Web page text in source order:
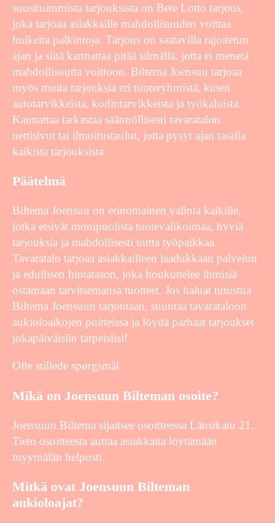
suosituimmista tarjouksista on Bete Lotto tarjous,
joka tarjoaa asiakkaille mahdollisuuden voittaa
huikeita palkintoja. Tarjous on saatavilla rajoitetun
ajan ja siitä kannattaa pitää silmällä, jotta ei menetä
mahdollisuutta voittoon. Biltema Joensuu tarjoaa
myös muita tarjouksia eri tuoteryhmistä, kuten
autotarvikkeista, kodintarvikkeista ja työkaluista.
Kannattaa tarkastaa säännöllisesti tavaratalon
nettisivut tai ilmoitustaulut, jotta pysyt ajan tasalla
kaikista tarjouksista.
Päätelmä
Biltema Joensuu on erinomainen valinta kaikille,
jotka etsivät monipuolista tuotevalikoimaa, hyviä
tarjouksia ja mahdollisesti uutta työpaikkaa.
Tavaratalo tarjoaa asiakkailleen laadukkaan palvelun
ja edullisen hintatason, joka houkuttelee ihmisiä
ostamaan tarvitsemansa tuotteet. Jos haluat tutustua
Biltema Joensuun tarjontaan, suuntaa tavarataloon
aukioloaikojen puitteissa ja löydä parhaat tarjoukset
jokapäiväisiin tarpeisiisi!
Ofte stillede spørgsmål
Mikä on Joensuun Bilteman osoite?
Joensuun Biltema sijaitsee osoitteessa Länsikatu 21.
Tieto osoitteesta auttaa asiakkaita löytämään
myymälän helposti.
Mitkä ovat Joensuun Bilteman
aukioloajat?